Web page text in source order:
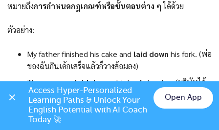
หมายถึงการกำหนดกฎเกณฑ์หรือขั้นตอนต่าง ๆได้ด้วย
ตัวอย่าง:
My father finished his cake and laid down his fork. (พ่อ
ของฉันกินเค้กเสร็จแล้วก็วางส้อมลง)
The companylaid downstrict safety rules. (บริษัทได้
กำหนดกฎความปลอดภัยอย่างเข้มงวด)
Chat on LINE
Access Hyper-Personalized
Learning Paths & Unlock Your
English Potential with AI Coach
Today 🚀
Open App